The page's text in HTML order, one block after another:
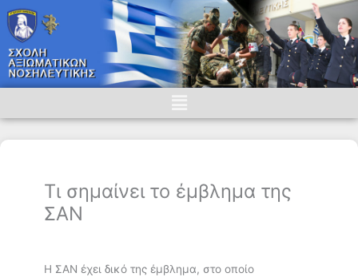
Skip
to
content
Menu
Τι σημαίνει το έμβλημα της
ΣΑΝ
Η ΣΑΝ έχει δικό της έμβλημα, στο οποίο